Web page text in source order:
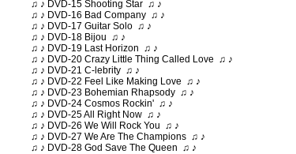
♫ ♪ DVD-15 Shooting Star ♫ ♪
♫ ♪ DVD-16 Bad Company ♫ ♪
♫ ♪ DVD-17 Guitar Solo ♫ ♪
♫ ♪ DVD-18 Bijou ♫ ♪
♫ ♪ DVD-19 Last Horizon ♫ ♪
♫ ♪ DVD-20 Crazy Little Thing Called Love ♫ ♪
♫ ♪ DVD-21 C-lebrity ♫ ♪
♫ ♪ DVD-22 Feel Like Making Love ♫ ♪
♫ ♪ DVD-23 Bohemian Rhapsody ♫ ♪
♫ ♪ DVD-24 Cosmos Rockin' ♫ ♪
♫ ♪ DVD-25 All Right Now ♫ ♪
♫ ♪ DVD-26 We Will Rock You ♫ ♪
♫ ♪ DVD-27 We Are The Champions ♫ ♪
♫ ♪ DVD-28 God Save The Queen ♫ ♪